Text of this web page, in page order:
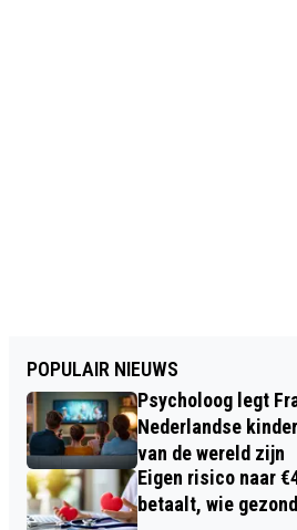
POPULAIR NIEUWS
Psycholoog legt
Nederlandse
van de wereld zijn
Eigen risico naar
betaalt, wie